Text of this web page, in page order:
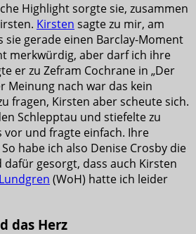
Highlight sorgte sie, zusammen
Kirsten sagte zu mir, am
sie gerade einen Barclay-Moment
merkwürdig, aber darf ich ihre
er zu Zefram Cochrane in „Der
Meinung nach war das kein
fragen, Kirsten aber scheute sich.
Schlepptau und stiefelte zu
vor und fragte einfach. Ihre
habe ich also Denise Crosby die
gesorgt, dass auch Kirsten
(WoH) hatte ich leider
das Herz